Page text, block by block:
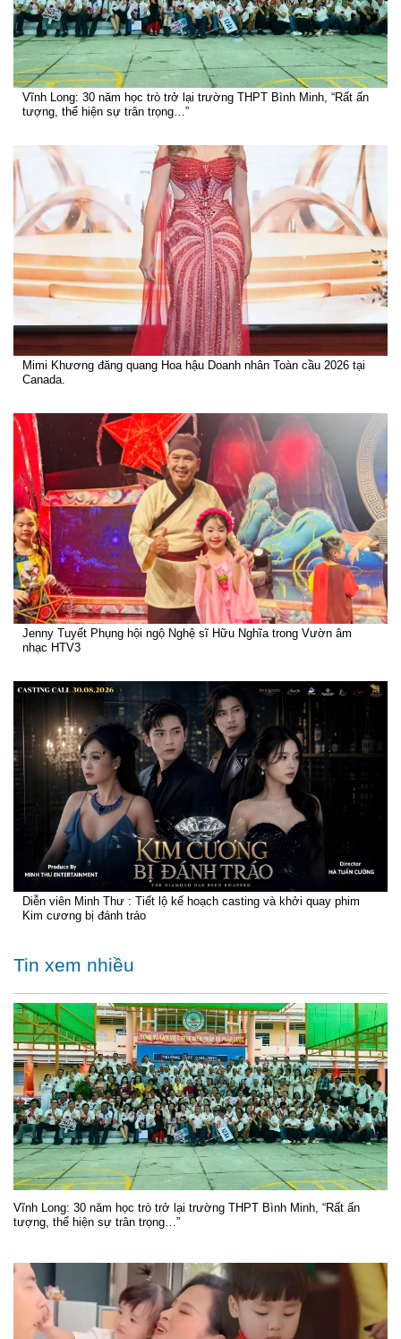
Vĩnh Long: 30 năm học trò trở lại trường THPT Bình Minh, “Rất ấn
tượng, thể hiện sự trân trọng…”
Mimi Khương đăng quang Hoa hậu Doanh nhân Toàn cầu 2026 tại
Canada.
Jenny Tuyết Phụng hội ngộ Nghệ sĩ Hữu Nghĩa trong Vườn âm
nhạc HTV3
Diễn viên Minh Thư : Tiết lộ kế hoạch casting và khởi quay phim
Kim cương bị đánh tráo
Tin xem nhiều
Vĩnh Long: 30 năm học trò trở lại trường THPT Bình Minh, “Rất ấn
tượng, thể hiện sự trân trọng…”